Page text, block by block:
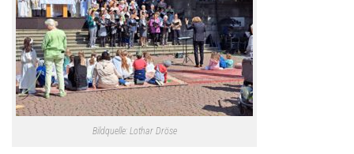
Bildquelle: Lothar Dröse